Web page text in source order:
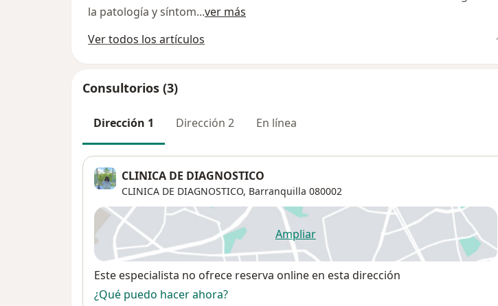
la patología y síntom...ver más
Ver todos los artículos
Consultorios (3)
Dirección 1 Dirección 2 En línea
CLINICA DE DIAGNOSTICO
CLINICA DE DIAGNOSTICO, Barranquilla 080002
Ampliarse abre en una nueva pestaña
Disponibilidad
Este especialista no ofrece reserva online en esta dirección
¿Qué puedo hacer ahora?